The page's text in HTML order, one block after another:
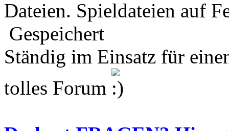
Dateien. Spieldateien auf
Gespeichert
Ständig im Einsatz für
tolles Forum